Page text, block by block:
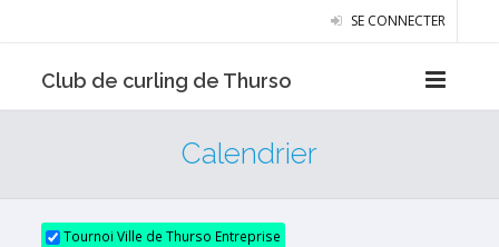
SE CONNECTER
Club de curling de Thurso
Calendrier
Tournoi Ville de Thurso Entreprise